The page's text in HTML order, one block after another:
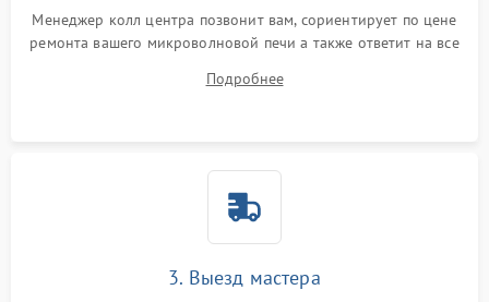
Менеджер колл центра позвонит вам, сориентирует по цене
ремонта вашего микроволновой печи а также ответит на все
Подробнее
3. Выезд мастера